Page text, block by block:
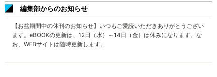
編集部からのお知らせ
【お盆期間中の休刊のお知らせ】いつもご愛読いただきありがとうござい
ます。eBOOKの更新は、12日（水）～14日（金）は休みになります。な
お、WEBサイトは随時更新します。